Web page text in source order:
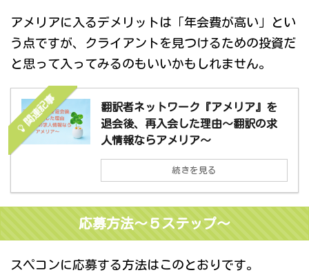
アメリアに入るデメリットは「年会費が高い」とい
う点ですが、クライアントを見つけるための投資だ
と思って入ってみるのもいいかもしれません。
関連記事
翻訳者ネットワーク『アメリア』を
退会後、再入会した理由～翻訳の求
人情報ならアメリア～
続きを見る
応募方法～５ステップ～
スペコンに応募する方法はこのとおりです。